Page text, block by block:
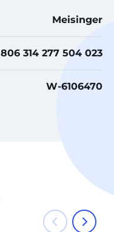
Meisinger
806 314 277 504 023
W-6106470